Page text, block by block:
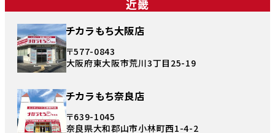
近畿
チカラもち大阪店
〒577-0843
大阪府東大阪市荒川3丁目25-19
チカラもち奈良店
〒639-1045
奈良県大和郡山市小林町西1-4-2